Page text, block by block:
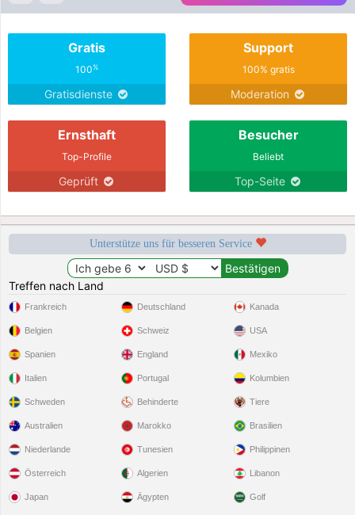
Gratis
100%
Gratisdienste
Support
100% gratis
Moderation
Ernsthaft
Top-Profile
Geprüft
Besucher
Beliebt
Top-Seite
Unterstütze uns für besseren Service
Treffen nach Land
Frankreich
Belgien
Spanien
Italien
Schweden
Deutschland
Schweiz
England
Portugal
Behinderte
Kanada
USA
Mexiko
Kolumbien
Tiere
Australien
Niederlande
Österreich
Japan
Marokko
Tunesien
Algerien
Ägypten
Brasilien
Philippinen
Libanon
Golf